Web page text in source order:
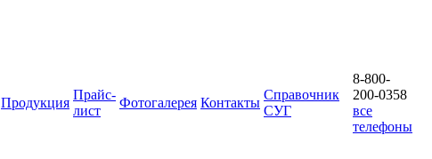
Продукция
Прайс-
лист
Фотогалерея Контакты
Справочник
СУГ
8-800-
200-0358
все
телефоны